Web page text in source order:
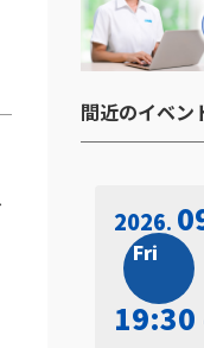
間近のイベン
2026
Fri
19:30